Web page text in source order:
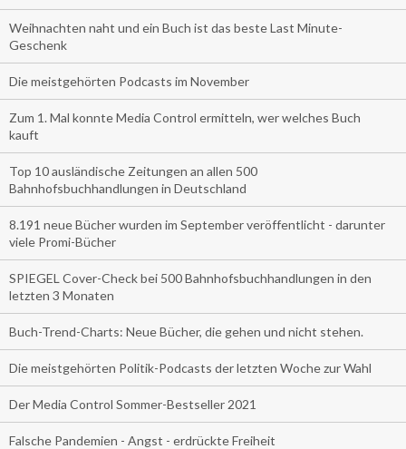
Weihnachten naht und ein Buch ist das beste Last Minute-
Geschenk
Die meistgehörten Podcasts im November
Zum 1. Mal konnte Media Control ermitteln, wer welches Buch
kauft
Top 10 ausländische Zeitungen an allen 500
Bahnhofsbuchhandlungen in Deutschland
8.191 neue Bücher wurden im September veröffentlicht - darunter
viele Promi-Bücher
SPIEGEL Cover-Check bei 500 Bahnhofsbuchhandlungen in den
letzten 3 Monaten
Buch-Trend-Charts: Neue Bücher, die gehen und nicht stehen.
Die meistgehörten Politik-Podcasts der letzten Woche zur Wahl
Der Media Control Sommer-Bestseller 2021
Falsche Pandemien - Angst - erdrückte Freiheit